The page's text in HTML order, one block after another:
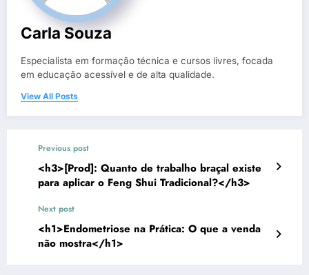
Carla Souza
Especialista em formação técnica e cursos livres, focada
em educação acessível e de alta qualidade.
View All Posts
Previous post
<h3>[Prod]: Quanto de trabalho braçal existe
para aplicar o Feng Shui Tradicional?</h3>
Next post
<h1>Endometriose na Prática: O que a venda
não mostra</h1>